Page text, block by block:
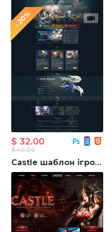
-20%
$ 40.00
$ 32.00
Castle шаблон ігрового сайту